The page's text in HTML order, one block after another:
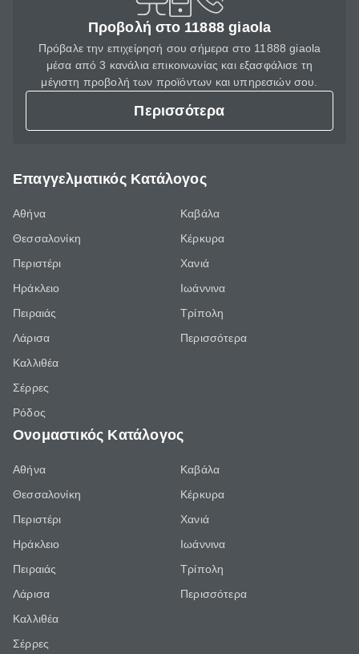
Προβολή στο 11888 giaola
Πρόβαλε την επιχείρησή σου σήμερα στο 11888 giaola
μέσα από 3 κανάλια επικοινωνίας και εξασφάλισε τη
μέγιστη προβολή των προϊόντων και υπηρεσιών σου.
Περισσότερα
Επαγγελματικός Κατάλογος
Αθήνα
Θεσσαλονίκη
Περιστέρι
Ηράκλειο
Πειραιάς
Λάρισα
Καλλιθέα
Σέρρες
Ρόδος
Καβάλα
Κέρκυρα
Χανιά
Ιωάννινα
Τρίπολη
Περισσότερα
Ονομαστικός Κατάλογος
Αθήνα
Θεσσαλονίκη
Περιστέρι
Ηράκλειο
Πειραιάς
Λάρισα
Καλλιθέα
Σέρρες
Καβάλα
Κέρκυρα
Χανιά
Ιωάννινα
Τρίπολη
Περισσότερα